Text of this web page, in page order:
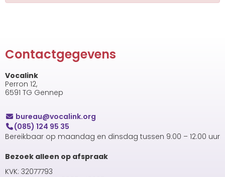
Contactgegevens
Vocalink
Perron 12,
6591 TG Gennep
uaerub@vocalink.org
(085) 124 95 35
Bereikbaar op maandag en dinsdag tussen 9:00 – 12:00 uur
Bezoek alleen op afspraak
KVK: 32077793